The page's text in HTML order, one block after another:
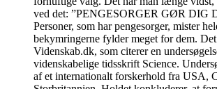
ved det: ”PENGESORGER GØR DIG
Personer, som har pengesorger, mister
bekymringerne fylder meget for dem.
Videnskab.dk, som citerer en
videnskabelige tidsskrift Science.
af et internationalt forskerhold fra USA,